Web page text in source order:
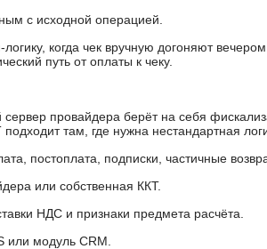
с исходной операцией.
когда чек вручную догоняют
путь от оплаты к чеку.
сервер провайдера берёт на себя
там, где нужна нестандартная
постоплата, подписки, частичные
или собственная ККТ.
НДС и признаки предмета расчёта.
или модуль CRM.